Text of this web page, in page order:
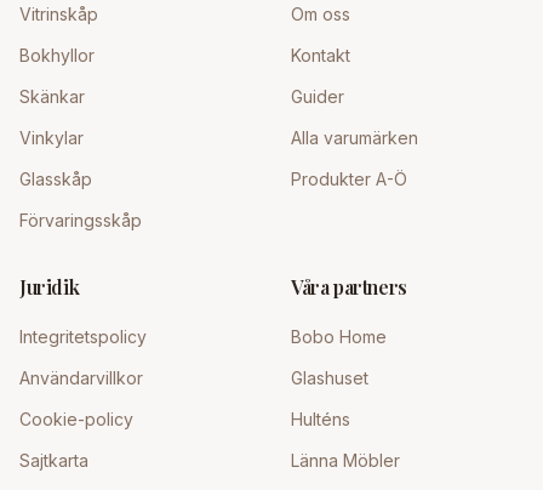
Vitrinskåp
Bokhyllor
Skänkar
Vinkylar
Glasskåp
Förvaringsskåp
Om oss
Kontakt
Guider
Alla varumärken
Produkter A-Ö
Juridik
Integritetspolicy
Användarvillkor
Cookie-policy
Sajtkarta
Våra partners
Bobo Home
Glashuset
Hulténs
Länna Möbler